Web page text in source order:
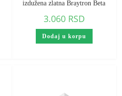
izdužena zlatna Braytron Beta
3.060 RSD
Dodaj u korpu